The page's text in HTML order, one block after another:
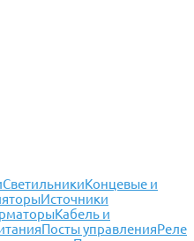
СветильникиКонцевые и
Источники
Кабель и
Посты управленияРеле